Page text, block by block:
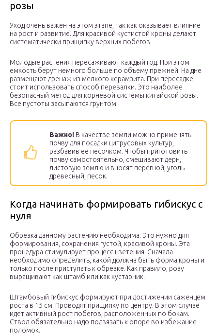
розы
Уход очень важен на этом этапе, так как оказывает влияние
на рост и развитие. Для красивой кустистой кроны делают
систематически прищипку верхних побегов.
Молодые растения пересаживают каждый год. При этом
емкость берут немного больше по объему прежней. На дне
размещают дренаж из мелкого керамзита. При пересадке
стоит использовать способ перевалки. Это наиболее
безопасный метод для корневой системы китайской розы.
Все пустоты засыпаются грунтом.
Важно! В качестве земли можно применять
почву для посадки цитрусовых культур,
разбавив ее песочком. Чтобы приготовить
почву самостоятельно, смешивают дерн,
листовую землю и вносят перегной, уголь
древесный, песок.
Когда начинать формировать гибискус с
нуля
Обрезка данному растению необходима. Это нужно для
формирования, сохранения густой, красивой кроны. Эта
процедура стимулирует процесс цветения. Сначала
необходимо определить, какой должна быть форма кроны и
только после приступать к обрезке. Как правило, розу
выращивают как штамб или как кустарник.
Штамбовый гибискус формируют при достижении саженцем
роста в 15 см. Проводят прищипку по центру. В этом случае
идет активный рост побегов, расположенных по бокам.
Ствол обязательно надо подвязать к опоре во избежание
поломок.